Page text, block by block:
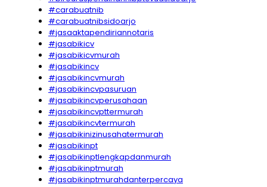
#carabuatnib
#carabuatnibsidoarjo
#jasaaktapendiriannotaris
#jasabikicv
#jasabikicvmurah
#jasabikincv
#jasabikincvmurah
#jasabikincvpasuruan
#jasabikincvperusahaan
#jasabikincvpttermurah
#jasabikincvtermurah
#jasabikinizinusahatermurah
#jasabikinpt
#jasabikinptlengkapdanmurah
#jasabikinptmurah
#jasabikinptmurahdanterpercaya